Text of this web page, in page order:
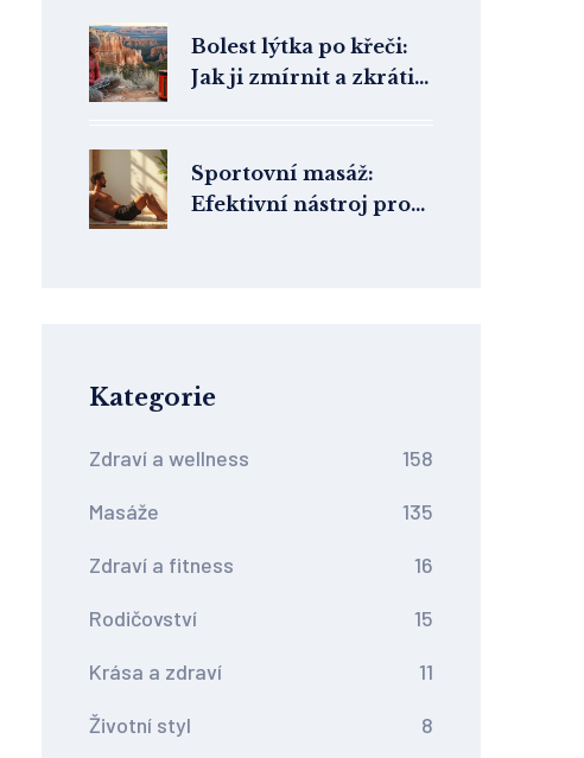
Bolest lýtka po křeči:
Jak ji zmírnit a zkrátit
Sportovní masáž:
Efektivní nástroj pro
Kategorie
Zdraví a wellness 158
Masáže 135
Zdraví a fitness 16
Rodičovství 15
Krása a zdraví 11
Životní styl 8